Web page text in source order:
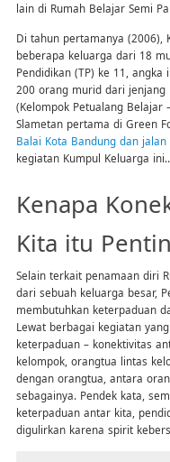
lain di Rumah Belajar Semi
Di tahun pertamanya (2006),
beberapa keluarga dari 18
Pendidikan (TP) ke 11,
200 orang murid dari jenjang
(Kelompok Petualang Belajar
Slametan pertama di Green
Balai Kota Bandung dan jalan
kegiatan Kumpul Keluarga
Kenapa
Kita itu
Selain terkait penamaan diri
dari sebuah keluarga besar,
membutuhkan keterpaduan
Lewat berbagai kegiatan
keterpaduan – konektivitas
kelompok, orangtua lintas
dengan orangtua, antara
sebagainya. Pendek kata,
keterpaduan antar kita,
digulirkan karena spirit